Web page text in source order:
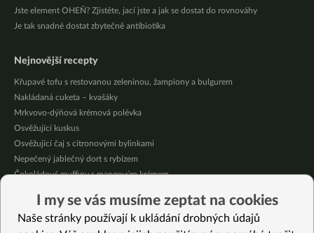
Jste element OHEŇ? Zjistěte, jací jste a jak se dostat do rovnováhy
Je tak snadné dostat zbytečně antibiotika
Nejnovější recepty
Křupavé tofu s restovanou zeleninou, žampiony a bulgurem
Nakládaná cuketa – kvašáky
Mrkvovo-dýňová krémová polévka
Osvěžující kuskus
Osvěžující čaj s citronovými bylinkami
Nepečený jablečný dort s rybízem
Čokoládové muffiny s mangovým krémem
Krémová zeleninová polévka s koprem a vločkami
Celozrnná rýže basmati se zeleninou
I my se vás musíme zeptat na cookies
Naše stránky používají k ukládání drobných údajů